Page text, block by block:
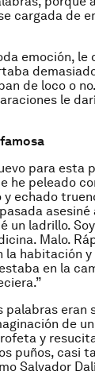
cargada de
emoción, le
de loco o
le
para esta
he peleado
y echado
un ladrillo.
Malo.
la habitación
en la
palabras eran
de
y
puños, casi
Salvador